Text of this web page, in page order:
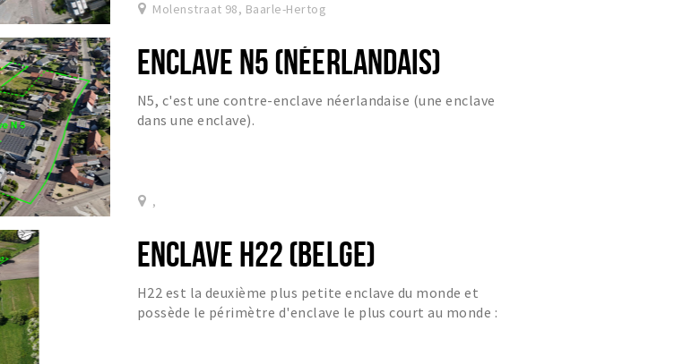
Molenstraat 98, Baarle-Hertog
ENCLAVE N5 (NÉERLANDAIS)
N5, c'est une contre-enclave néerlandaise (une enclave
dans une enclave).
,
ENCLAVE H22 (BELGE)
H22 est la deuxième plus petite enclave du monde et
possède le périmètre d'enclave le plus court au monde :